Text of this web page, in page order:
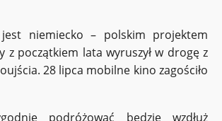
jest niemiecko – polskim projektem
z początkiem lata wyruszył w drogę z
28 lipca mobilne kino zagościło
podróżować będzie wzdłuż